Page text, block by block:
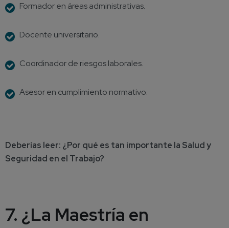
Formador en áreas administrativas.
Docente universitario.
Coordinador de riesgos laborales.
Asesor en cumplimiento normativo.
Deberías leer: ¿Por qué es tan importante la Salud y
Seguridad en el Trabajo?
7. ¿La Maestría en